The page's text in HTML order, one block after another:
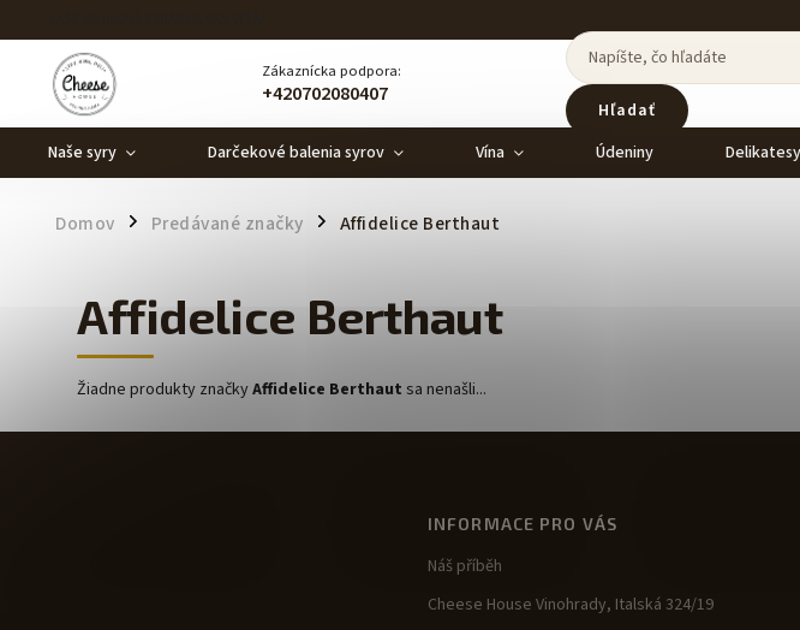
Zákaznícka podpora:
+420702080407
Hľadať
Naše syry Darčekové balenia syrov Vína Údeniny Delikatesy
Domov / Predávané značky / Affidelice Berthaut
Affidelice Berthaut
Žiadne produkty značkyAffidelice Berthaut sa nenašli...
INFORMACE PRO VÁS
Náš příběh
Cheese House Vinohrady, Italská 324/19